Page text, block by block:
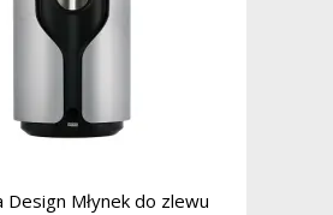
Design Młynek do zlewu